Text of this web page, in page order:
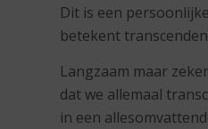
Dit is een
betekent
Langzaam maar
dat we allemaal
in een